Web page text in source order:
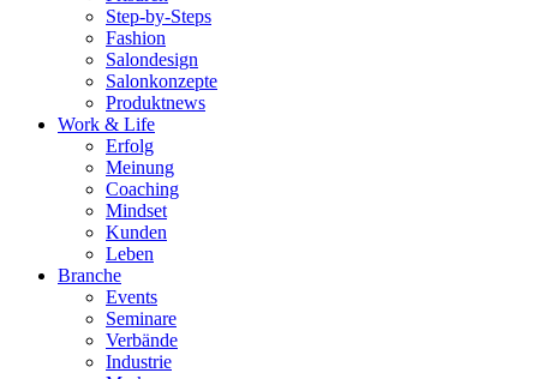
Step-by-Steps
Fashion
Salondesign
Salonkonzepte
Produktnews
Work & Life
Erfolg
Meinung
Coaching
Mindset
Kunden
Leben
Branche
Events
Seminare
Verbände
Industrie